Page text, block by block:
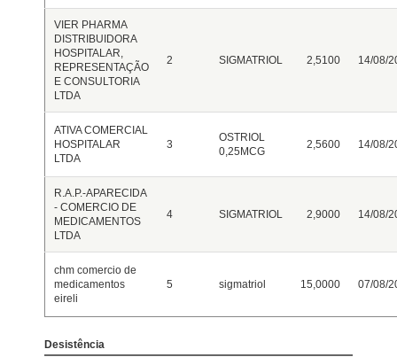
VIER PHARMA
DISTRIBUIDORA
HOSPITALAR,
REPRESENTAÇÃO
E CONSULTORIA
LTDA
2 SIGMATRIOL 2,5100 14/08/
ATIVA COMERCIAL
HOSPITALAR
LTDA
3
OSTRIOL
0,25MCG
2,5600 14/08/
R.A.P.-APARECIDA
- COMERCIO DE
MEDICAMENTOS
LTDA
4 SIGMATRIOL 2,9000 14/08/
chm comercio de
medicamentos
eireli
5 sigmatriol 15,0000 07/08/
Desistência